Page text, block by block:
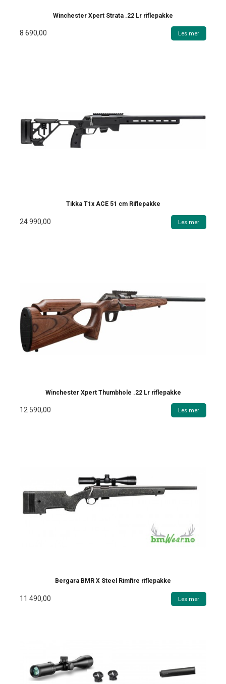
Winchester Xpert Strata .22 Lr riflepakke
8 690,00 Les mer
Tikka T1x ACE 51 cm Riflepakke
24 990,00 Les mer
Winchester Xpert Thumbhole .22 Lr riflepakke
12 590,00 Les mer
Bergara BMR X Steel Rimfire riflepakke
11 490,00 Les mer